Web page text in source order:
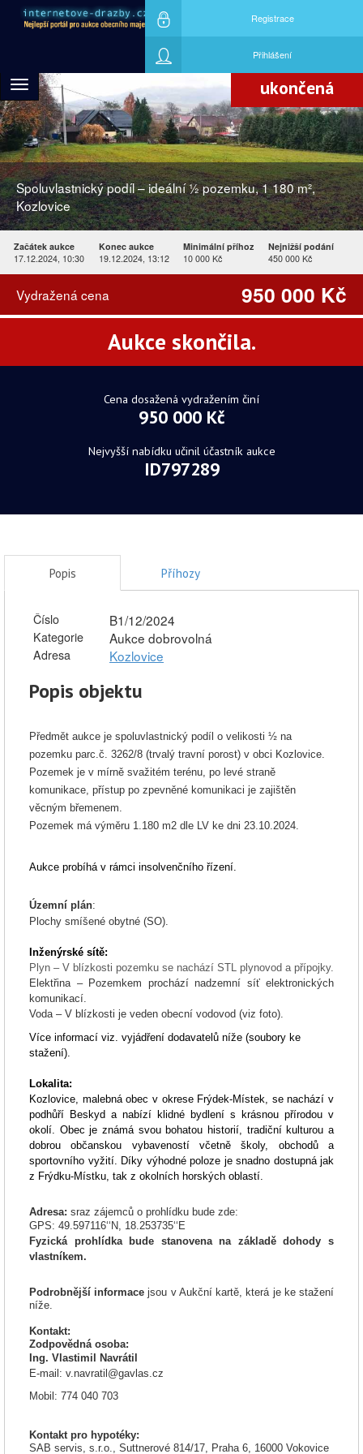
Registrace
Přihlášení
Nejvyšší nabídku učinil účastník aukce
Toggle
navigation
ukončená
Spoluvlastnický podíl – ideální ½ pozemku, 1 180 m²,
Kozlovice
Začátek aukce
17.12.2024, 10:30
Konec aukce
19.12.2024, 13:12
Minimální příhoz
10 000 Kč
Nejnižší podání
450 000 Kč
Vydražená cena
950 000 Kč
Aukce skončila.
Cena dosažená vydražením činí
950 000 Kč
Nejvyšší nabídku učinil účastník aukce
ID797289
Popis Příhozy
Číslo B1/12/2024
Kategorie Aukce dobrovolná
Adresa Kozlovice
Popis objektu
Předmět aukce je spoluvlastnický podíl o velikosti ½ na
pozemku parc.č. 3262/8 (trvalý travní porost) v obci Kozlovice.
Pozemek je v mírně svažitém terénu, po levé straně
komunikace, přístup po zpevněné komunikaci je zajištěn
věcným břemenem.
Pozemek má výměru 1.180 m2 dle LV ke dni 23.10.2024.
Aukce probíhá v rámci insolvenčního řízení.
Územní plán:
Plochy smíšené obytné (SO).
Inženýrské sítě:
Plyn – V blízkosti pozemku se nachází STL plynovod a přípojky.
Elektřina – Pozemkem prochází nadzemní síť elektronických
komunikací.
Voda – V blízkosti je veden obecní vodovod (viz foto).
Více informací viz. vyjádření dodavatelů níže (soubory ke
stažení).
Lokalita:
Kozlovice, malebná obec v okrese Frýdek-Místek, se nachází v
podhůří Beskyd a nabízí klidné bydlení s krásnou přírodou v
okolí. Obec je známá svou bohatou historií, tradiční kulturou a
dobrou občanskou vybaveností včetně školy, obchodů a
sportovního vyžití. Díky výhodné poloze je snadno dostupná jak
z Frýdku-Místku, tak z okolních horských oblastí.
Adresa: sraz zájemců o prohlídku bude zde:
GPS: 49.597116‘‘N, 18.253735‘‘E
Fyzická prohlídka bude stanovena na základě dohody s
vlastníkem.
Podrobnější informace jsou v Aukční kartě, která je ke stažení
níže.
Kontakt:
Zodpovědná osoba:
Ing. Vlastimil Navrátil
E-mail: v.navratil@gavlas.cz
Mobil: 774 040 703
Kontakt pro hypotéky:
SAB servis, s.r.o., Suttnerové 814/17, Praha 6, 16000 Vokovice